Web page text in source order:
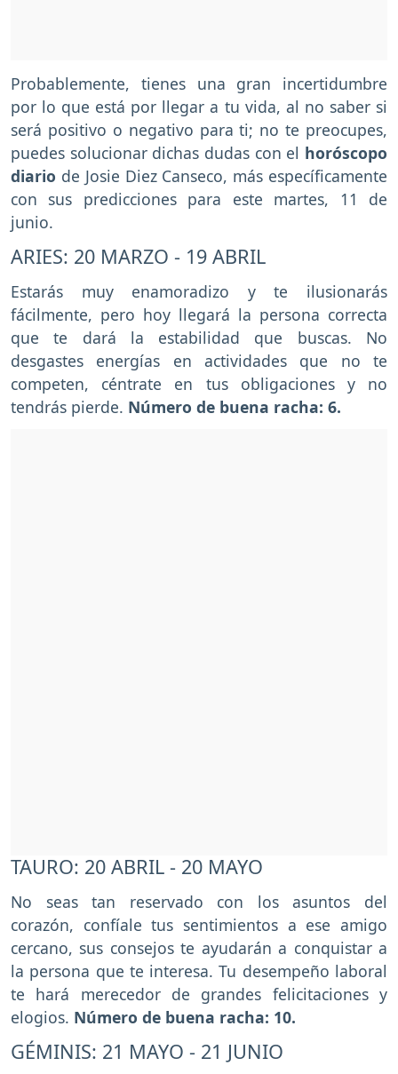
Probablemente, tienes una gran incertidumbre
por lo que está por llegar a tu vida, al no saber si
será positivo o negativo para ti; no te preocupes,
puedes solucionar dichas dudas con el horóscopo
diario de Josie Diez Canseco, más específicamente
con sus predicciones para este martes, 11 de
junio.
ARIES: 20 MARZO - 19 ABRIL
Estarás muy enamoradizo y te ilusionarás
fácilmente, pero hoy llegará la persona correcta
que te dará la estabilidad que buscas. No
desgastes energías en actividades que no te
competen, céntrate en tus obligaciones y no
tendrás pierde. Número de buena racha: 6.
TAURO: 20 ABRIL - 20 MAYO
No seas tan reservado con los asuntos del
corazón, confíale tus sentimientos a ese amigo
cercano, sus consejos te ayudarán a conquistar a
la persona que te interesa. Tu desempeño laboral
te hará merecedor de grandes felicitaciones y
elogios. Número de buena racha: 10.
GÉMINIS: 21 MAYO - 21 JUNIO